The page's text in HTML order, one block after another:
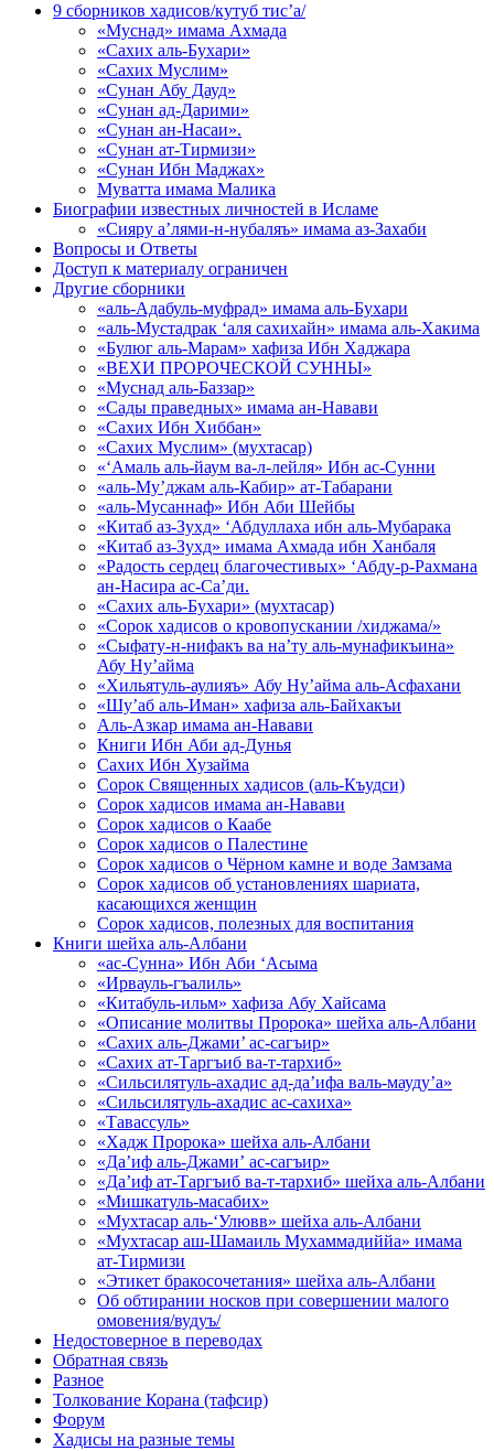
9 сборников хадисов/кутуб тис’а/
«Муснад» имама Ахмада
«Сахих аль-Бухари»
«Сахих Муслим»
«Сунан Абу Дауд»
«Сунан ад-Дарими»
«Сунан ан-Насаи».
«Сунан ат-Тирмизи»
«Сунан Ибн Маджах»
Муватта имама Малика
Биографии известных личностей в Исламе
«Сияру а’лями-н-нубаляъ» имама аз-Захаби
Вопросы и Ответы
Доступ к материалу ограничен
Другие сборники
«аль-Адабуль-муфрад» имама аль-Бухари
«аль-Мустадрак ‘аля сахихайн» имама аль-Хакима
«Булюг аль-Марам» хафиза Ибн Хаджара
«ВЕХИ ПРОРОЧЕСКОЙ СУННЫ»
«Муснад аль-Баззар»
«Сады праведных» имама ан-Навави
«Сахих Ибн Хиббан»
«Сахих Муслим» (мухтасар)
«‘Амаль аль-йаум ва-л-лейля» Ибн ас-Сунни
«аль-Му’джам аль-Кабир» ат-Табарани
«аль-Мусаннаф» Ибн Аби Шейбы
«Китаб аз-Зухд» ‘Абдуллаха ибн аль-Мубарака
«Китаб аз-Зухд» имама Ахмада ибн Ханбаля
«Радость сердец благочестивых» ‘Абду-р-Рахмана
ан-Насира ас-Са’ди.
«Сахих аль-Бухари» (мухтасар)
«Сорок хадисов о кровопускании /хиджама/»
«Сыфату-н-нифакъ ва на’ту аль-мунафикъина»
Абу Ну’айма
«Хильятуль-аулияъ» Абу Ну’айма аль-Асфахани
«Шу’аб аль-Иман» хафиза аль-Байхакъи
Аль-Азкар имама ан-Навави
Книги Ибн Аби ад-Дунья
Сахих Ибн Хузайма
Сорок Священных хадисов (аль-Къудси)
Сорок хадисов имама ан-Навави
Сорок хадисов о Каабе
Сорок хадисов о Палестине
Сорок хадисов о Чёрном камне и воде Замзама
Сорок хадисов об установлениях шариата,
касающихся женщин
Сорок хадисов, полезных для воспитания
Книги шейха аль-Албани
«ас-Сунна» Ибн Аби ‘Асыма
«Ирвауль-гъалиль»
«Китабуль-ильм» хафиза Абу Хайсама
«Описание молитвы Пророка» шейха аль-Албани
«Сахих аль-Джами’ ас-сагъир»
«Сахих ат-Таргъиб ва-т-тархиб»
«Сильсилятуль-ахадис ад-да’ифа валь-мауду’а»
«Сильсилятуль-ахадис ас-сахиха»
«Тавассуль»
«Хадж Пророка» шейха аль-Албани
«Да’иф аль-Джами’ ас-сагъир»
«Да’иф ат-Таргъиб ва-т-тархиб» шейха аль-Албани
«Мишкатуль-масабих»
«Мухтасар аль-‘Улювв» шейха аль-Албани
«Мухтасар аш-Шамаиль Мухаммадиййа» имама
ат-Тирмизи
«Этикет бракосочетания» шейха аль-Албани
Об обтирании носков при совершении малого
омовения/вудуъ/
Недостоверное в переводах
Обратная связь
Разное
Толкование Корана (тафсир)
Форум
Хадисы на разные темы